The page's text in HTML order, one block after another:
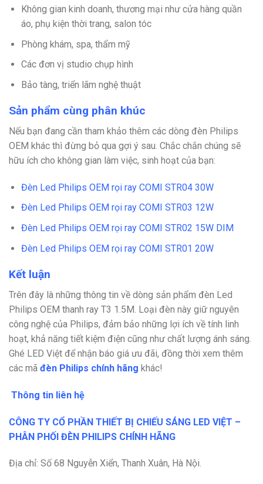
Không gian kinh doanh, thương mại như cửa hàng quần
áo, phụ kiện thời trang, salon tóc
Phòng khám, spa, thẩm mỹ
Các đơn vị studio chụp hình
Bảo tàng, triển lãm nghệ thuật
Sản phẩm cùng phân khúc
Nếu bạn đang cần tham khảo thêm các dòng đèn Philips
OEM khác thì đừng bỏ qua gợi ý sau. Chắc chắn chúng sẽ
hữu ích cho không gian làm việc, sinh hoạt của bạn:
Đèn Led Philips OEM rọi ray COMI STR04 30W
Đèn Led Philips OEM rọi ray COMI STR03 12W
Đèn Led Philips OEM rọi ray COMI STR02 15W DIM
Đèn Led Philips OEM rọi ray COMI STR01 20W
Kết luận
Trên đây là những thông tin về dòng sản phẩm đèn Led
Philips OEM thanh ray T3 1.5M. Loại đèn này giữ nguyên
công nghệ của Philips, đảm bảo những lợi ích về tính linh
hoạt, khả năng tiết kiệm điện cũng như chất lượng ánh sáng.
Ghé LED Việt để nhận báo giá ưu đãi, đồng thời xem thêm
các mã đèn Philips chính hãng khác!
Thông tin liên hệ
CÔNG TY CỔ PHẦN THIẾT BỊ CHIẾU SÁNG LED VIỆT –
PHÂN PHỐI ĐÈN PHILIPS CHÍNH HÃNG
Địa chỉ: Số 68 Nguyễn Xiển, Thanh Xuân, Hà Nội.